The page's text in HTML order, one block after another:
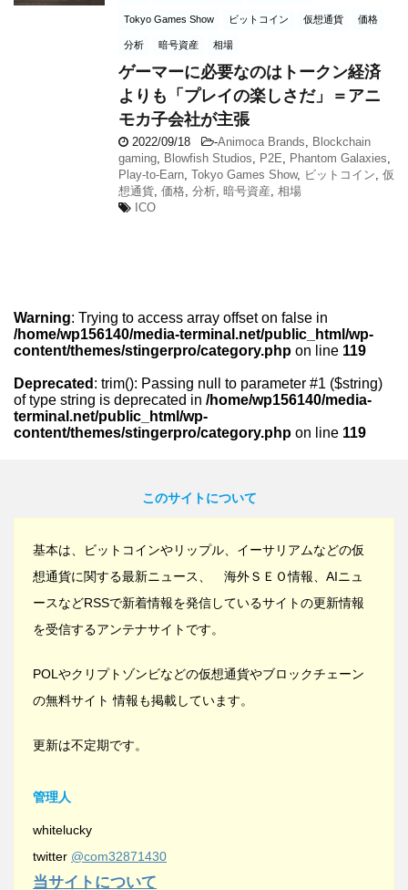
Tokyo Games Show ビットコイン 仮想通貨 価格
分析 暗号資産 相場
ゲーマーに必要なのはトークン経済
よりも「プレイの楽しさだ」＝アニ
モカ子会社が主張
2022/09/18 -Animoca Brands
Blockchain
gaming Blowfish Studios P2E Phantom Galaxies
Play-to-Earn Tokyo Games Show, ビットコイン 仮
想通貨 価格 分析 暗号資産 相場
ICO
Warning: Trying to access array offset on false in
/home/wp156140/media-terminal.net/public_html/wp-
content/themes/stingerpro/category.php on line 119
Deprecated : trim(): Passing null to parameter #1 ($string)
of type string is deprecated in /home/wp156140/media-
terminal.net/public_html/wp-
content/themes/stingerpro/category.php on line 119
このサイトについて
基本は、ビットコインやリップル、イーサリアムなどの仮
想通貨に関する最新ニュース、 海外ＳＥＯ情報、AIニュ
ースなどRSSで新着情報を発信しているサイトの更新情報
を受信するアンテナサイトです。
POLやクリプトゾンビなどの仮想通貨やブロックチェーン
の無料サイト 情報も掲載しています。
更新は不定期です。
管理人
whitelucky
twitter @com32871430
当サイトについて